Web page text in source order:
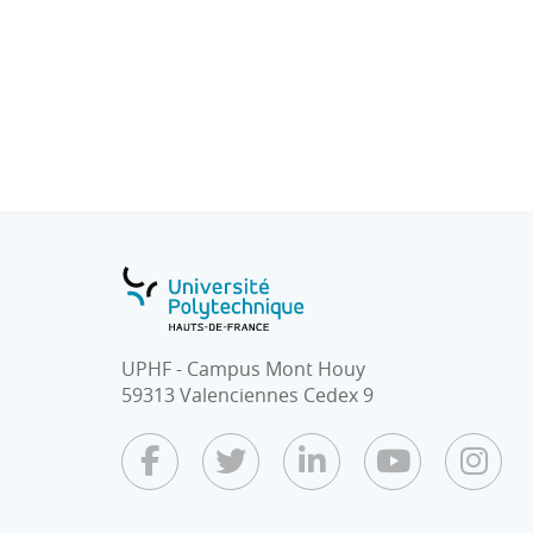
UPHF - Campus Mont Houy
59313 Valenciennes Cedex 9